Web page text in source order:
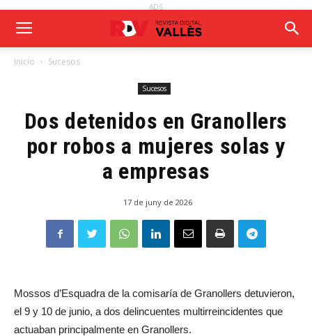
ADS
Inicio Sucesos
Sucesos
Dos detenidos en Granollers
por robos a mujeres solas y
a empresas
17 de juny de 2026
Mossos d’Esquadra de la comisaría de Granollers detuvieron,
el 9 y 10 de junio, a dos delincuentes multirreincidentes que
actuaban principalmente en Granollers.